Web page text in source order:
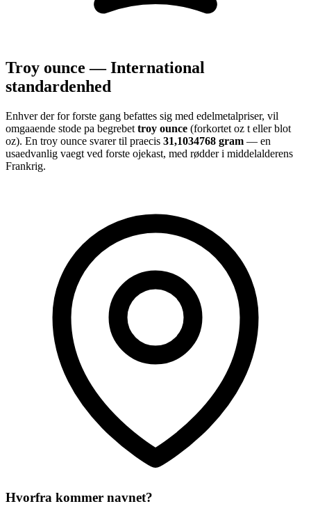
Troy ounce — International
standardenhed
Enhver der for forste gang befattes sig med edelmetalpriser, vil
omgaaende stode pa begrebet troy ounce (forkortet oz t eller blot
oz). En troy ounce svarer til praecis 31,1034768 gram — en
usaedvanlig vaegt ved forste ojekast, med rødder i middelalderens
Frankrig.
Hvorfra kommer navnet?